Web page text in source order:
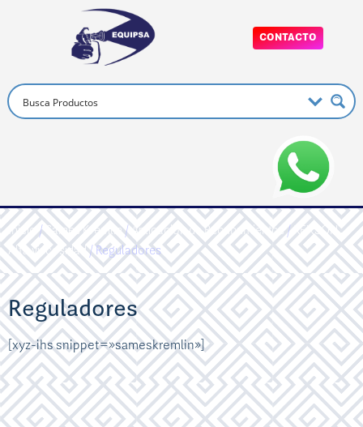
CONTACTO
Inicio/Sames Kremlin/Aplicacion de Recubrimientos/REXSON
Alta viscosidad/ Reguladores
Reguladores
[xyz-ihs snippet=»sameskremlin»]